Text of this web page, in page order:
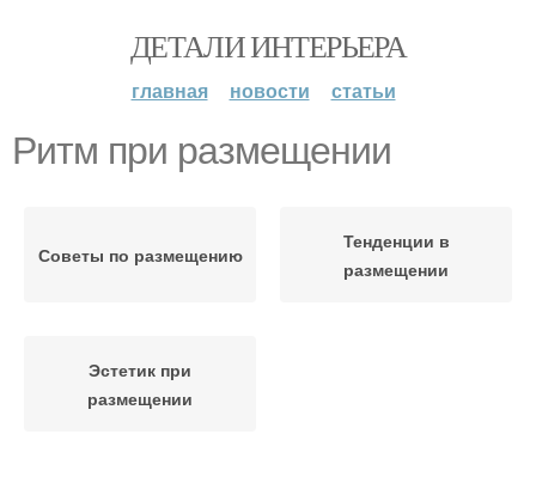
ДЕТАЛИ ИНТЕРЬЕРА
главная новости статьи
Ритм при размещении
Советы по размещению
Тенденции в
размещении
Эстетик при
размещении